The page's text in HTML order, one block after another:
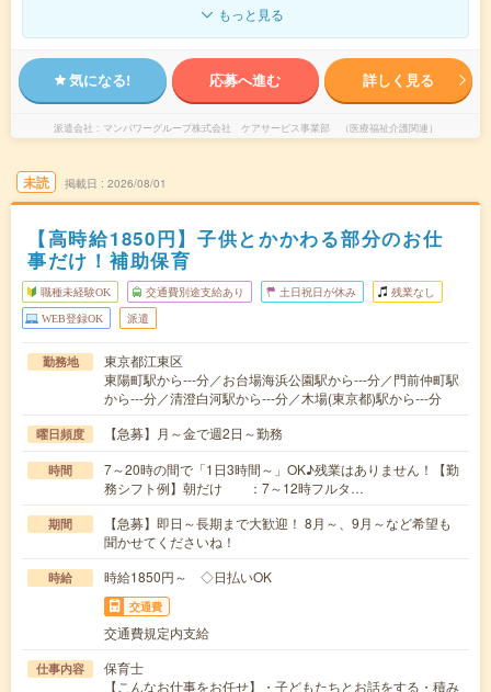
もっと見る
気になる! 応募へ進む 詳しく見る
派遣会社 マンパワーグループ株式会社 ケアサービス事業部 （医療福祉介護関連）
未読 掲載日 2026/08/01
【高時給1850円】子供とかかわる部分のお仕
事だけ！補助保育
職種未経験OK 交通費別途支給あり 土日祝日が休み 残業なし
WEB登録OK 派遣
勤務地
東京都江東区
東陽町駅から---分／お台場海浜公園駅から---分／門前仲町駅
から---分／清澄白河駅から---分／木場(東京都)駅から---分
曜日頻度 【急募】月～金で週2日～勤務
時間
7～20時の間で「1日3時間～」OK♪残業はありません！【勤
務シフト例】朝だけ ：7～12時フルタ…
期間
【急募】即日～長期まで大歓迎！ 8月～、9月～など希望も
聞かせてくださいね！
時給 時給1850円～ ◇日払いOK
交通費
交通費規定内支給
仕事内容
保育士
【こんなお仕事をお任せ】・子どもたちとお話をする・積み